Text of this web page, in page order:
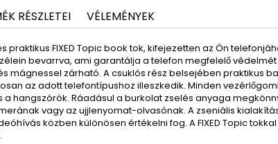
RÉSZLETEI VÉLEMÉNYEK
praktikus FIXED Topic book tok, kifejezetten az Ön
bevarrva, ami garantálja a telefon megfelelő
mágnessel zárható. A csuklós rész belsejében praktikus
az adott telefontípushoz illeszkedik. Minden
a hangszórók. Ráadásul a burkolat zselés anyaga
vagy az ujjlenyomat-olvasónak. A zseniális
közben különösen értékelni fog. A FIXED Topic